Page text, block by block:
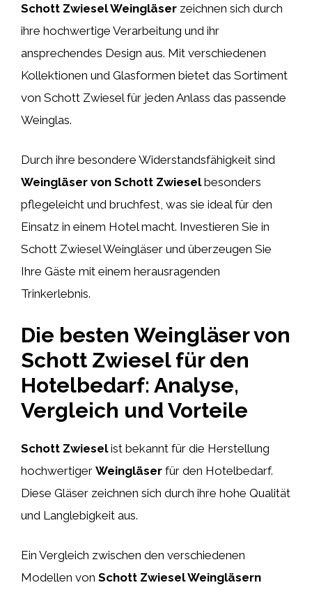
Schott Zwiesel Weingläser zeichnen sich durch
ihre hochwertige Verarbeitung und ihr
ansprechendes Design aus. Mit verschiedenen
Kollektionen und Glasformen bietet das Sortiment
von Schott Zwiesel für jeden Anlass das passende
Weinglas.
Durch ihre besondere Widerstandsfähigkeit sind
Weingläser von Schott Zwieselbesonders
pflegeleicht und bruchfest, was sie ideal für den
Einsatz in einem Hotel macht. Investieren Sie in
Schott Zwiesel Weingläser und überzeugen Sie
Ihre Gäste mit einem herausragenden
Trinkerlebnis.
Die besten Weingläser von
Schott Zwiesel für den
Hotelbedarf: Analyse,
Vergleich und Vorteile
Schott Zwieselist bekannt für die Herstellung
hochwertiger Weingläser für den Hotelbedarf.
Diese Gläser zeichnen sich durch ihre hohe Qualität
und Langlebigkeit aus.
Ein Vergleich zwischen den verschiedenen
Modellen von Schott Zwiesel Weingläsern